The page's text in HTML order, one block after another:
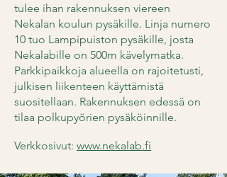
tulee ihan rakennuksen viereen
Nekalan koulun pysäkille. Linja numero
10 tuo Lampipuiston pysäkille, josta
Nekalabille on 500m kävelymatka.
Parkkipaikkoja alueella on rajoitetusti,
julkisen liikenteen käyttämistä
suositellaan. Rakennuksen edessä on
tilaa polkupyörien pysäköinnille.
Verkkosivut: www.nekalab.fi